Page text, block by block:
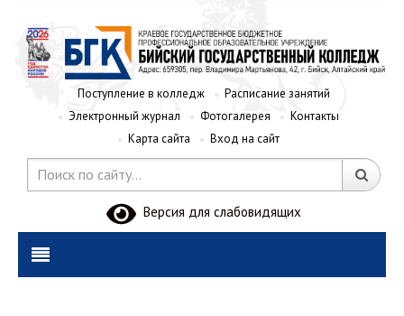
Поступление в колледж
Расписание занятий
Электронный журнал
Фотогалерея
Контакты
Карта сайта
Вход на сайт
Версия для слабовидящих